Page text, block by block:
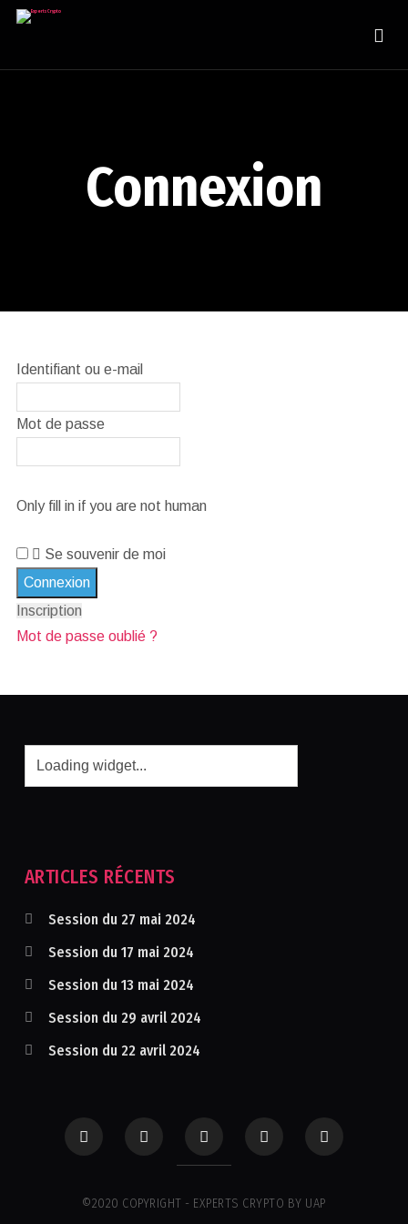
Connexion
Identifiant ou e-mail
Mot de passe
Only fill in if you are not human
Se souvenir de moi
Inscription
Mot de passe oublié ?
ARTICLES RÉCENTS
Session du 27 mai 2024
Session du 17 mai 2024
Session du 13 mai 2024
Session du 29 avril 2024
Session du 22 avril 2024
©2020 COPYRIGHT - EXPERTS CRYPTO BY UAP